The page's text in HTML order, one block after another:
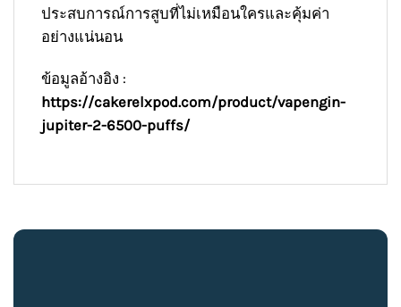
ประสบการณ์การสูบที่ไม่เหมือนใครและคุ้มค่า
อย่างแน่นอน
ข้อมูลอ้างอิง :
https://cakerelxpod.com/product/vapengin-
jupiter-2-6500-puffs/